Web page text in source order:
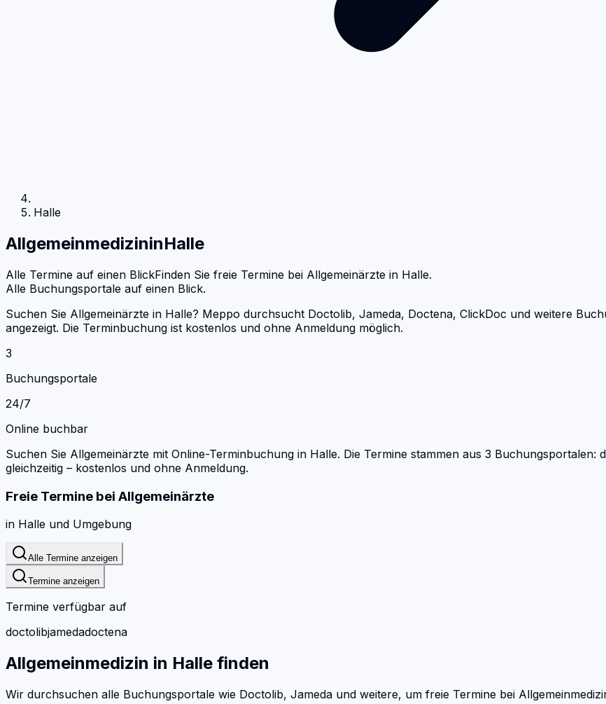
Halle
AllgemeinmedizininHalle
Alle Termine auf einen BlickFinden Sie freie Termine bei Allgemeinärzte in Halle.
Alle Buchungsportale auf einen Blick.
Suchen Sie Allgemeinärzte in Halle? Meppo durchsucht Doctolib, Jameda, Doctena, ClickDoc und weitere
angezeigt. Die Terminbuchung ist kostenlos und ohne Anmeldung möglich.
3
Buchungsportale
24/7
Online buchbar
Suchen Sie Allgemeinärzte mit Online-Terminbuchung in Halle. Die Termine stammen aus 3 Buchungsportalen:
gleichzeitig – kostenlos und ohne Anmeldung.
Freie Termine bei Allgemeinärzte
in Halle und Umgebung
Alle Termine anzeigen
Termine anzeigen
Termine verfügbar auf
doctolibjamedadoctena
Allgemeinmedizin in Halle finden
Wir durchsuchen alle Buchungsportale wie Doctolib, Jameda und weitere, um freie Termine bei